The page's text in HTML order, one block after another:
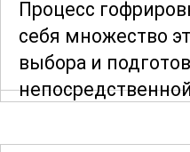
Процесс
себя множество
выбора и
готовой